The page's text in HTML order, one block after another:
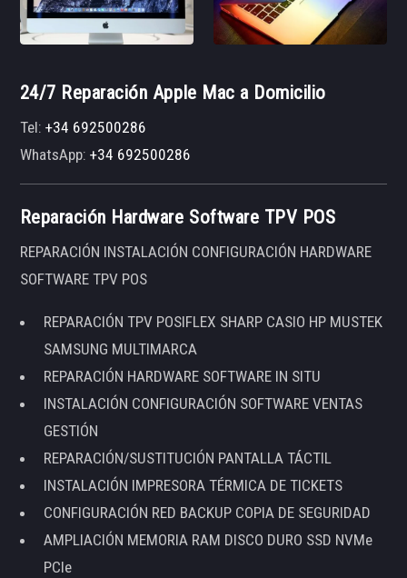
24/7 Reparación Apple Mac a Domicilio
Tel:+34 692500286
WhatsApp:+34 692500286
Reparación Hardware Software TPV POS
REPARACIÓN INSTALACIÓN CONFIGURACIÓN HARDWARE
SOFTWARE TPV POS
REPARACIÓN TPV POSIFLEX SHARP CASIO HP MUSTEK
SAMSUNG MULTIMARCA
REPARACIÓN HARDWARE SOFTWARE IN SITU
INSTALACIÓN CONFIGURACIÓN SOFTWARE VENTAS
GESTIÓN
REPARACIÓN/SUSTITUCIÓN PANTALLA TÁCTIL
INSTALACIÓN IMPRESORA TÉRMICA DE TICKETS
CONFIGURACIÓN RED BACKUP COPIA DE SEGURIDAD
AMPLIACIÓN MEMORIA RAM DISCO DURO SSD NVMe
PCIe